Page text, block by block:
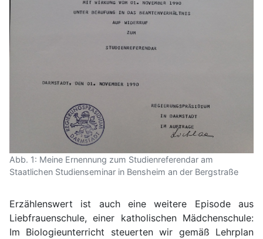
Abb. 1: Meine Ernennung zum Studienreferendar am
Staatlichen Studienseminar in Bensheim an der Bergstraße
Erzählenswert ist auch eine weitere Episode aus
Liebfrauenschule, einer katholischen Mädchenschule:
Im Biologieunterricht steuerten wir gemäß Lehrplan